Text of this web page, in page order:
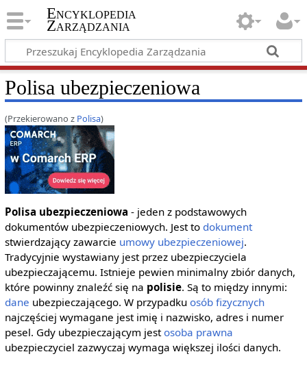
Encyklopedia
Zarządzania
Polisa ubezpieczeniowa
(Przekierowano z Polisa)
Polisa ubezpieczeniowa - jeden z podstawowych
dokumentów ubezpieczeniowych. Jest to dokument
stwierdzający zawarcie umowy ubezpieczeniowej.
Tradycyjnie wystawiany jest przez ubezpieczyciela
ubezpieczającemu. Istnieje pewien minimalny zbiór danych,
które powinny znaleźć się na polisie. Są to między innymi:
dane ubezpieczającego. W przypadku osób fizycznych
najczęściej wymagane jest imię i nazwisko, adres i numer
pesel. Gdy ubezpieczającym jestosoba prawna
ubezpieczyciel zazwyczaj wymaga większej ilości danych.